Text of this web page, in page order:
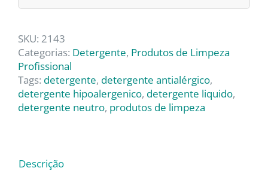
SKU: 2143
Categorias: Detergente, Produtos de Limpeza
Profissional
Tags: detergente, detergente antialérgico,
detergente hipoalergenico, detergente liquido,
detergente neutro, produtos de limpeza
Descrição